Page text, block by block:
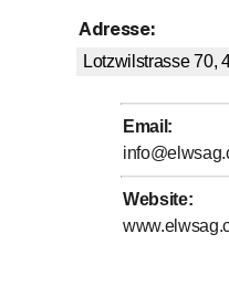
Adresse:
Lotzwilstrasse 70,
Email :
Website: